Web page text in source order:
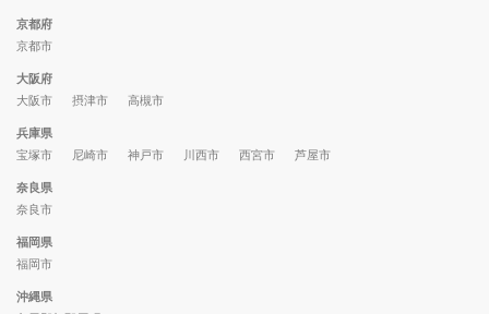
京都府
京都市
大阪府
大阪市
摂津市 高槻市
兵庫県
宝塚市
尼崎市 神戸市 川西市 西宮市 芦屋市
奈良県
奈良市
福岡県
福岡市
沖縄県